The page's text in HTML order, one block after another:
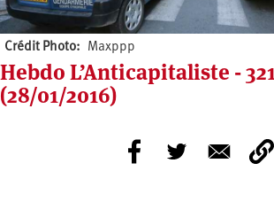
Crédit Photo Maxppp
Hebdo L’Anticapitaliste -
(28/01/2016)